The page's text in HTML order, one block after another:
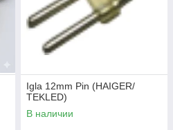
Igla 12mm Pin (HAIGER/
TEKLED)
В наличии